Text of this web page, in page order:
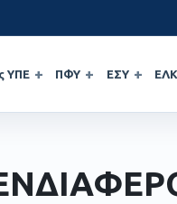
ΥΠΕ ΠΦΥ ΕΣΥ